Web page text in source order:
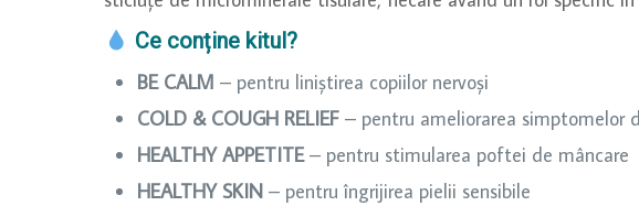
Ce conține kitul?
BE CALM – pentru liniștirea copiilor nervoși
COLD & COUGH RELIEF– pentru ameliorarea simptomelor
HEALTHY APPETITE– pentru stimularea poftei de mâncare
HEALTHY SKIN– pentru îngrijirea pielii sensibile